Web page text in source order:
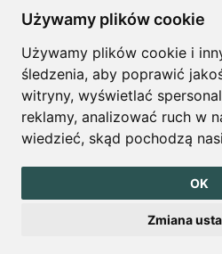
Używamy plików cookie
Używamy plików cookie i
śledzenia, aby poprawić
witryny, wyświetlać
reklamy, analizować ruch w
wiedzieć, skąd pochodzą
OK
Zmiana
Polityka